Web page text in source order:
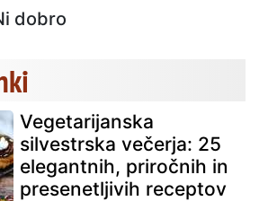
dobro
Vegetarijanska
silvestrska večerja: 25
elegantnih, priročnih in
presenetljivih receptov